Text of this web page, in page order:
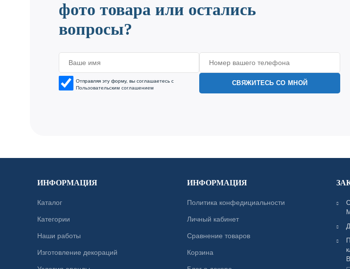
фото товара или остались
вопросы?
Отправляя эту форму, вы соглашаетесь с
Пользовательским соглашением
ИНФОРМАЦИЯ
Каталог
Категории
Наши работы
Изготовление декораций
ИНФОРМАЦИЯ
Политика конфедициальности
Личный кабинет
Сравнение товаров
Корзина